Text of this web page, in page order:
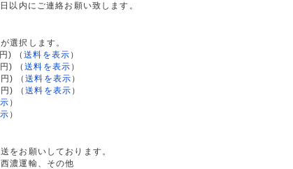
以内にご連絡お願い致します。
選択します。
)
（送料を表示 ）
)
（送料を表示 ）
)
（送料を表示 ）
)
（送料を表示 ）
）
）
をお願いしております。
西濃運輸、その他